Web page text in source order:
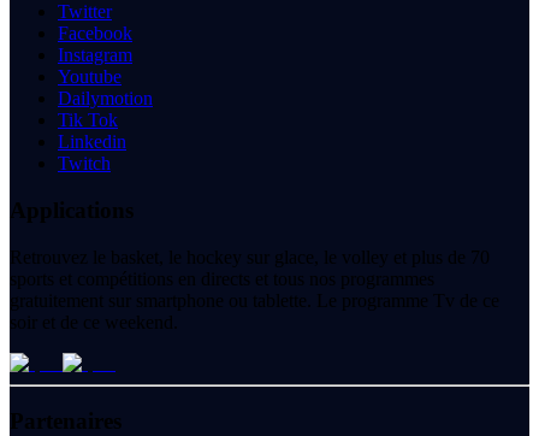
Twitter
Facebook
Instagram
Youtube
Dailymotion
Tik Tok
Linkedin
Twitch
Applications
Retrouvez le basket, le hockey sur glace, le volley et plus de 70
sports et compétitions en directs et tous nos programmes
gratuitement sur smartphone ou tablette. Le programme Tv de ce
soir et de ce weekend.
Partenaires